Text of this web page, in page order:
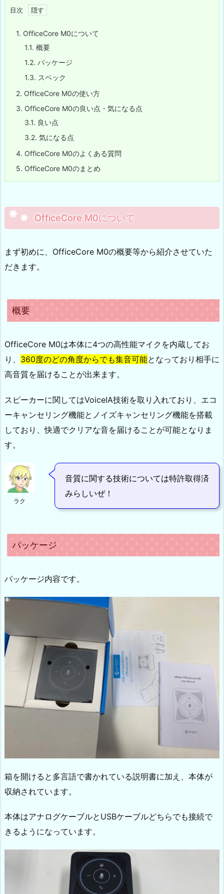
目次
1. OfficeCore M0について
1.1. 概要
1.2. パッケージ
1.3. スペック
2. OfficeCore M0の使い方
3. OfficeCore M0の良い点・気になる点
3.1. 良い点
3.2. 気になる点
4. OfficeCore M0のよくある質問
5. OfficeCore M0のまとめ
OfficeCore M0について
まず初めに、OfficeCore M0の概要等から紹介させていた
だきます。
概要
OfficeCore M0は本体に4つの高性能マイクを内蔵してお
り、 360度のどの角度からでも集音可能となっており相手に
高音質を届けることが出来ます。
スピーカーに関してはVoiceIA技術を取り入れており、エコ
ーキャンセリング機能とノイズキャンセリング機能を搭載
しており、快適でクリアな音を届けることが可能となりま
す。
ラク
音質に関する技術については特許取得済
みらしいぜ！
パッケージ
パッケージ内容です。
箱を開けると多言語で書かれている説明書に加え、本体が
収納されています。
本体はアナログケーブルとUSBケーブルどちらでも接続で
きるようになっています。